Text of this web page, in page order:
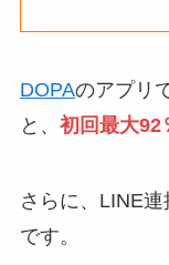
DOPAのアプリ
と、 初回最大92
さらに、LINE
です。